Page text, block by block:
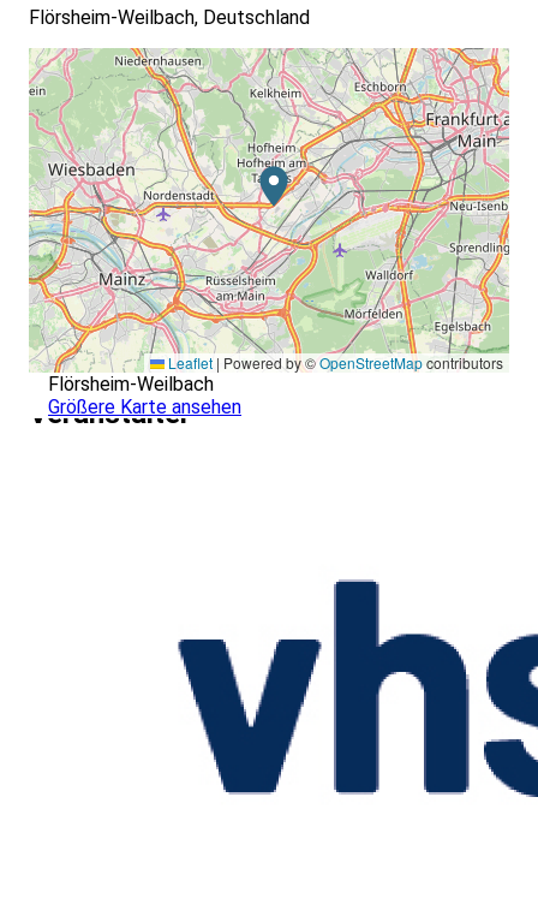
Flörsheim-Weilbach, Deutschland
Leaflet | Powered by ©OpenStreetMapcontributors
Flörsheim-Weilbach
Größere Karte ansehen
Veranstalter